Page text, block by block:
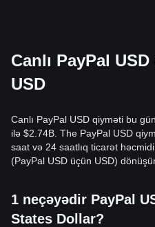
Canlı PayPal
USD
Canlı PayPal USD qiyməti bu
ilə $2.74B. The PayPal USD
saat və 24 saatlıq ticarət
(PayPal USD üçün USD)
1 neçəyədir PayPal
States Dollar?